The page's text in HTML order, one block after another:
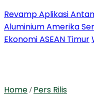
Revamp Aplikasi
Aluminium Amerika
Ekonomi ASEAN Timur
Home / Pers Rilis